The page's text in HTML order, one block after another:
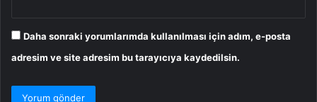
Daha sonraki yorumlarımda kullanılması için adım, e-posta
adresim ve site adresim bu tarayıcıya kaydedilsin.